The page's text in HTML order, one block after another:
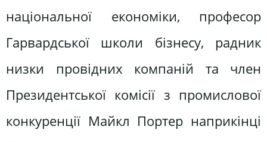
національної економіки, професор
Гарвардської школи бізнесу, радник
низки провідних компаній та член
Президентської комісії з промислової
конкуренції Майкл Портер наприкінці